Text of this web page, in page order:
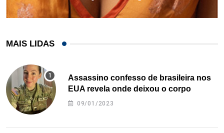
MAIS LIDAS
Assassino confesso de brasileira nos
EUA revela onde deixou o corpo
09/01/2023